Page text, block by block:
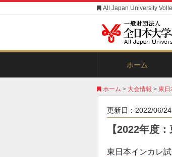
All Japan University
ホーム
ホーム > 大会情報 > 東日
更新日： 2022/06/24
【2022年度
東日本インカレ